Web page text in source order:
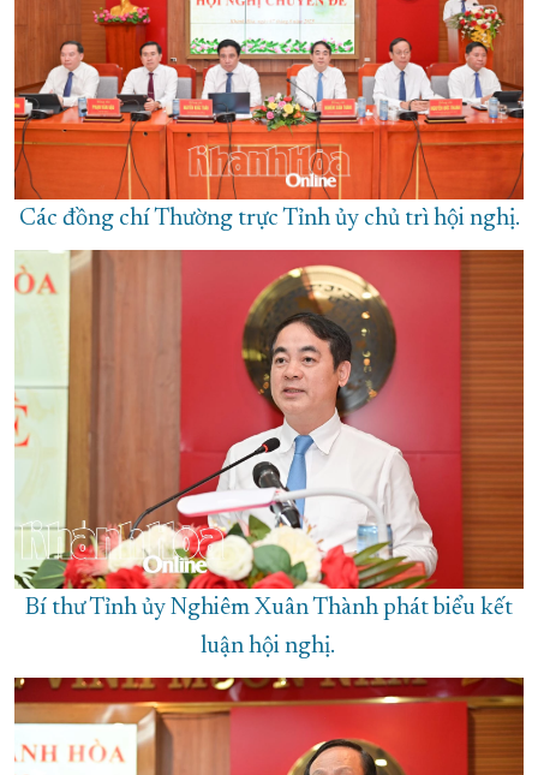
Các đồng chí Thường trực Tỉnh ủy chủ trì hội nghị.
Bí thư Tỉnh ủy Nghiêm Xuân Thành phát biểu kết
luận hội nghị.